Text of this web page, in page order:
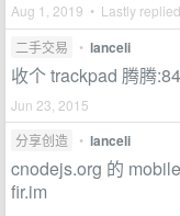
Aug 1, 2019 • Lastly
二手交易 • lanceli
收个 trackpad 腾腾
Jun 23, 2015
分享创造
• lanceli
cnodejs.org 的
fir.im